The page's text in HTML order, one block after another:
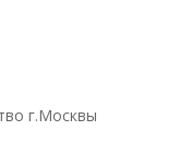
г.Москвы